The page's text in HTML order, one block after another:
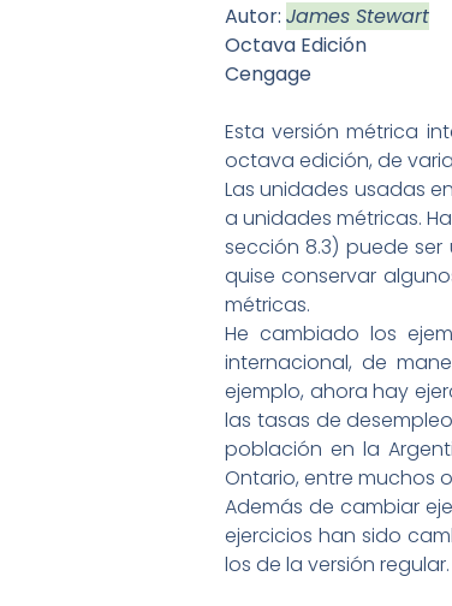
Autor: James Stewart
Octava Edición
Cengage
Esta versión métrica
octava edición, de
Las unidades usadas
a unidades métricas.
sección 8.3) puede
quise conservar
métricas.
He cambiado los
internacional, de
ejemplo, ahora hay
las tasas de
población en la
Ontario, entre muchos
Además de cambiar
ejercicios han sido
los de la versión regular.